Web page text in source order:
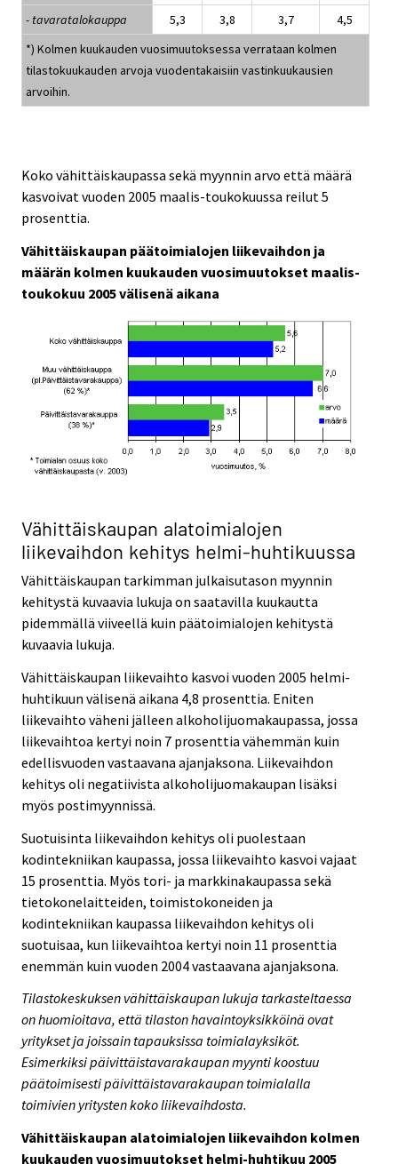
- tavaratalokauppa 5,3 3,8 3,7
4,5
*) Kolmen kuukauden vuosimuutoksessa verrataan kolmen
tilastokuukauden arvoja vuodentakaisiin vastinkuukausien
arvoihin.
Koko vähittäiskaupassa sekä myynnin arvo että määrä
kasvoivat vuoden 2005 maalis-toukokuussa reilut 5
prosenttia.
Vähittäiskaupan päätoimialojen liikevaihdon ja
määrän kolmen kuukauden vuosimuutokset maalis-
toukokuu 2005 välisenä aikana
Vähittäiskaupan alatoimialojen
liikevaihdon kehitys helmi-huhtikuussa
Vähittäiskaupan tarkimman julkaisutason myynnin
kehitystä kuvaavia lukuja on saatavilla kuukautta
pidemmällä viiveellä kuin päätoimialojen kehitystä
kuvaavia lukuja.
Vähittäiskaupan liikevaihto kasvoi vuoden 2005 helmi-
huhtikuun välisenä aikana 4,8 prosenttia. Eniten
liikevaihto väheni jälleen alkoholijuomakaupassa, jossa
liikevaihtoa kertyi noin 7 prosenttia vähemmän kuin
edellisvuoden vastaavana ajanjaksona. Liikevaihdon
kehitys oli negatiivista alkoholijuomakaupan lisäksi
myös postimyynnissä.
Suotuisinta liikevaihdon kehitys oli puolestaan
kodintekniikan kaupassa, jossa liikevaihto kasvoi vajaat
15 prosenttia. Myös tori- ja markkinakaupassa sekä
tietokonelaitteiden, toimistokoneiden ja
kodintekniikan kaupassa liikevaihdon kehitys oli
suotuisaa, kun liikevaihtoa kertyi noin 11 prosenttia
enemmän kuin vuoden 2004 vastaavana ajanjaksona.
Tilastokeskuksen vähittäiskaupan lukuja tarkasteltaessa
on huomioitava, että tilaston havaintoyksikköinä ovat
yritykset ja joissain tapauksissa toimialayksiköt.
Esimerkiksi päivittäistavarakaupan myynti koostuu
päätoimisesti päivittäistavarakaupan toimialalla
toimivien yritysten koko liikevaihdosta.
Vähittäiskaupan alatoimialojen liikevaihdon kolmen
kuukauden vuosimuutokset helmi-huhtikuu 2005